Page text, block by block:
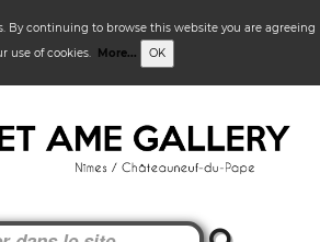
By continuing to browse this website you are agreeing
use of cookies. More... OK